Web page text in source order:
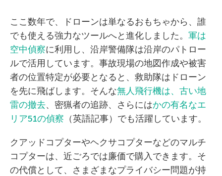
ここ数年で、ドローンは単なるおもちゃから、誰
でも使える強力なツールへと進化しました。 軍は
空中偵察に利用し、沿岸警備隊は沿岸のパトロー
ルで活用しています。事故現場の地図作成や被害
者の位置特定が必要となると、救助隊はドローン
を先に飛ばします。そんな無人飛行機は、古い地
雷の撤去、密猟者の追跡、さらにはかの有名なエ
リア51の偵察 （英語記事）でも活躍しています。
クアッドコプターやヘクサコプターなどのマルチ
コプターは、近ごろでは廉価で購入できます。そ
の代償として、さまざまなプライバシー問題が持